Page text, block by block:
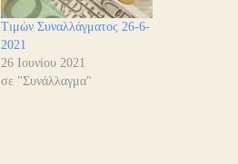
Τιμών Συναλλάγματος 26-6-
2021
26 Ιουνίου 2021
σε "Συνάλλαγμα"